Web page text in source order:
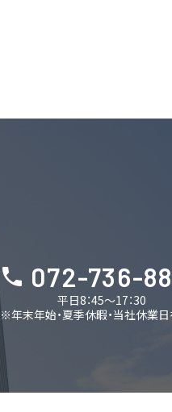
072-736-
平日8：45～17：30
※年末年始・夏季休暇・当社休業日